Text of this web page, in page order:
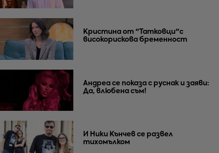
Кристина от "Татковци"с
високорискова бременност
Андреа се показа с руснак и заяви:
Да, влюбена съм!
И Ники Кънчев се развел
тихомълком